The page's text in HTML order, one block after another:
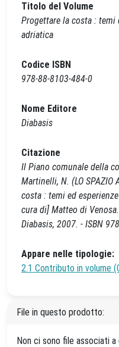
Titolo del Volume
Progettare la costa : temi
adriatica
Codice ISBN
978-88-8103-484-0
Nome Editore
Diabasis
Citazione
Il Piano comunale della
Martinelli, N. (LO SPAZIO
costa : temi ed
cura di] Matteo di
Diabasis, 2007. - ISBN
Appare nelle tipologie:
2.1 Contributo in volume
File in questo prodotto:
Non ci sono file associati